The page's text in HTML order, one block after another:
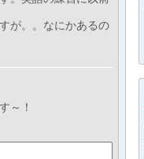
が。。なにかあるの
～！